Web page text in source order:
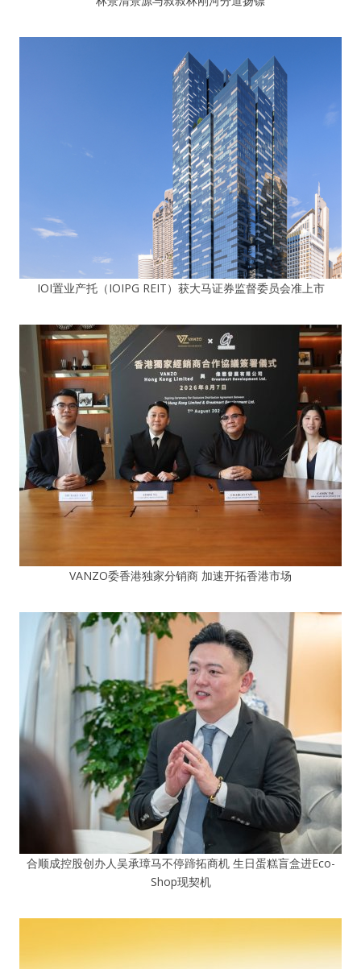
IOI置业产托（IOIPG REIT）获大马证券监督委员会准上市
VANZO委香港独家分销商 加速开拓香港市场
合顺成控股创办人吴承璋马不停蹄拓商机 生日蛋糕盲盒进Eco-
Shop现契机